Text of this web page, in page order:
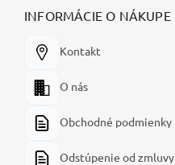
INFORMÁCIE O NÁKUPE
Kontakt
O nás
Obchodné podmienky
Odstúpenie od zmluvy